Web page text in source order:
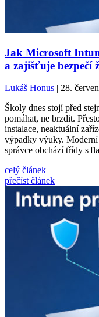
Jak Microsoft
a zajišťuje bezpečí
Lukáš Honus | 28.
Školy dnes stojí před
pomáhat, ne brzdit.
instalace, neaktuální
výpadky výuky. Moderní
správce obchází třídy s
celý článek
přečíst článek